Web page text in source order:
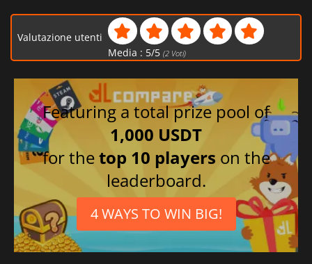
Valutazione utenti
Media : 5/5 (2Voti)
Featuring a total prize pool of
1,000 USDT
for thetop 10 players on the
leaderboard.
4 WAYS TO WIN BIG!